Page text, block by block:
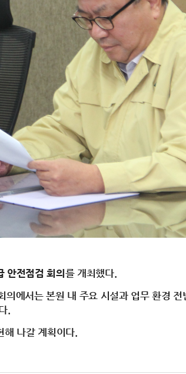
안전점검 회의 를 개최했다.
에서는 본원 내 주요 시설과 업무 환경 전
.
해 나갈 계획이다.